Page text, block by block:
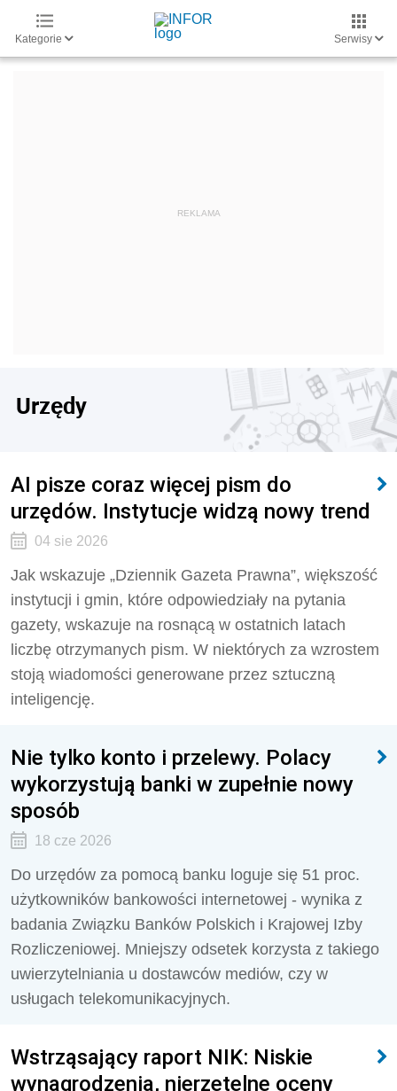
Kategorie Serwisy
Urzędy
AI pisze coraz więcej pism do
urzędów. Instytucje widzą nowy trend
04 sie 2026
Jak wskazuje „Dziennik Gazeta Prawna”, większość
instytucji i gmin, które odpowiedziały na pytania
gazety, wskazuje na rosnącą w ostatnich latach
liczbę otrzymanych pism. W niektórych za wzrostem
stoją wiadomości generowane przez sztuczną
inteligencję.
Nie tylko konto i przelewy. Polacy
wykorzystują banki w zupełnie nowy
sposób
18 cze 2026
Do urzędów za pomocą banku loguje się 51 proc.
użytkowników bankowości internetowej - wynika z
badania Związku Banków Polskich i Krajowej Izby
Rozliczeniowej. Mniejszy odsetek korzysta z takiego
uwierzytelniania u dostawców mediów, czy w
usługach telekomunikacyjnych.
Wstrząsający raport NIK: Niskie
wynagrodzenia, nierzetelne oceny